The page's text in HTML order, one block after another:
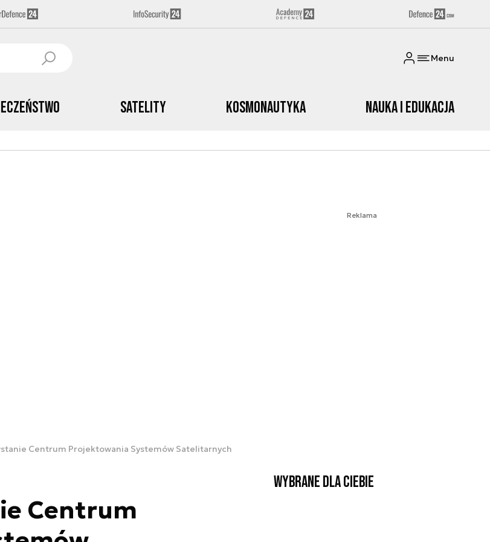
Menu
Satelity Kosmonautyka Nauka i edukacja
Reklama
Centrum Projektowania Systemów Satelitarnych
Centrum
Wybrane dla Ciebie